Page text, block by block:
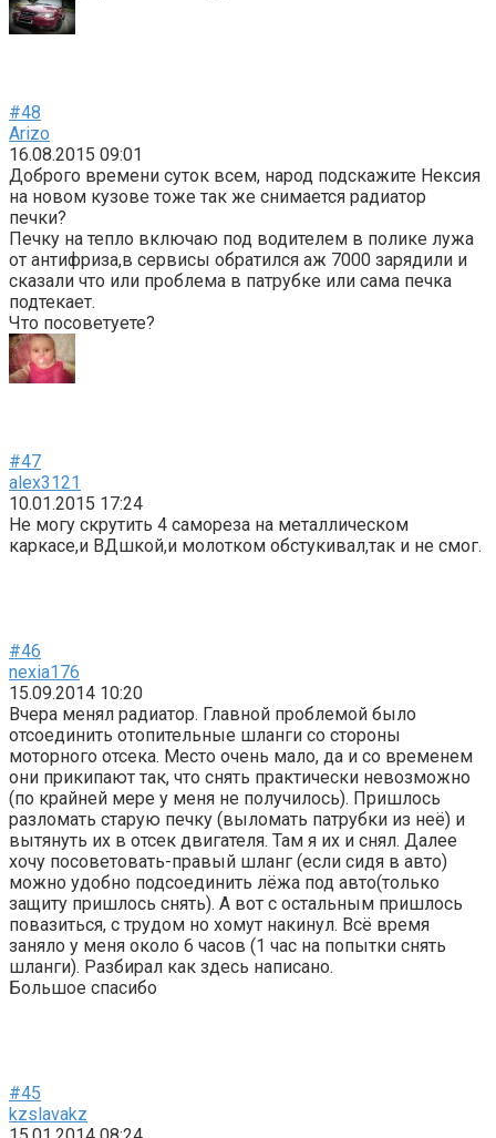
#48
Arizo
16.08.2015 09:01
Доброго времени суток всем, народ подскажите Нексия
на новом кузове тоже так же снимается радиатор
печки?
Печку на тепло включаю под водителем в полике лужа
от антифриза,в сервисы обратился аж 7000 зарядили и
сказали что или проблема в патрубке или сама печка
подтекает.
Что посоветуете?
#47
alex3121
10.01.2015 17:24
Не могу скрутить 4 самореза на металлическом
каркасе,и ВДшкой,и молотком обстукивал,так и не смог.
#46
nexia176
15.09.2014 10:20
Вчера менял радиатор. Главной проблемой было
отсоединить отопительные шланги со стороны
моторного отсека. Место очень мало, да и со временем
они прикипают так, что снять практически невозможно
(по крайней мере у меня не получилось). Пришлось
разломать старую печку (выломать патрубки из неё) и
вытянуть их в отсек двигателя. Там я их и снял. Далее
хочу посоветовать-правый шланг (если сидя в авто)
можно удобно подсоединить лёжа под авто(только
защиту пришлось снять). А вот с остальным пришлось
повазиться, с трудом но хомут накинул. Всё время
заняло у меня около 6 часов (1 час на попытки снять
шланги). Разбирал как здесь написано.
Большое спасибо
#45
kzslavakz